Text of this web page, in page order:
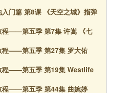
门篇 第8课 《天空之城》指弹
程——第五季 第7集 许嵩 《七
程——第五季 第27集 罗大佑
程——第五季 第19集 Westlife
程——第五季 第44集 曲婉婷